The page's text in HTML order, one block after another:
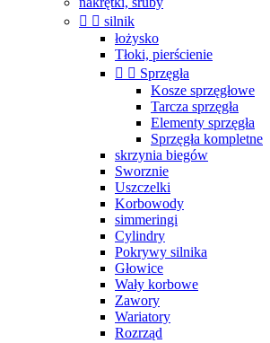
  silnik
łożysko
Tłoki, pierścienie
  Sprzęgła
Kosze sprzęgłowe
Tarcza sprzęgła
Elementy sprzęgła
Sprzęgła kompletne
skrzynia biegów
Sworznie
Uszczelki
Korbowody
simmeringi
Cylindry
Pokrywy silnika
Głowice
Wały korbowe
Zawory
Wariatory
Rozrząd